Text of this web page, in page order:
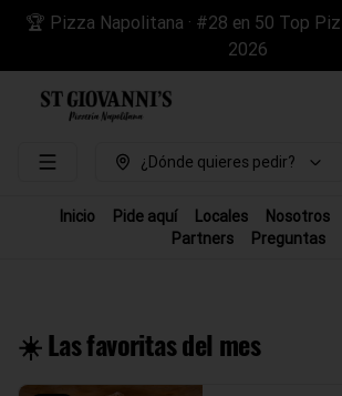
🏆 Pizza Napolitana · #28 en 50 Top
2026
¿Dónde quieres pedir?
Inicio Pide aquí Locales Nosotros
Partners
Preguntas
☀️ Las favoritas del mes